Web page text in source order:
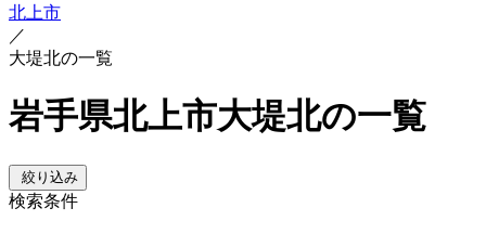
北上市
／
大堤北の一覧
岩手県北上市大堤北の一覧
絞り込み
検索条件